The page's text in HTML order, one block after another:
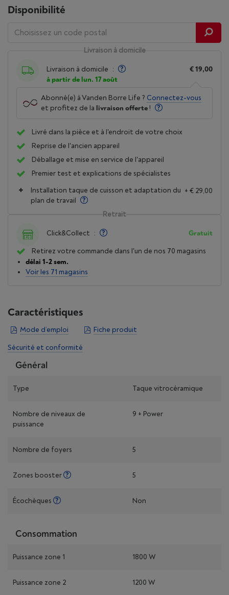
Disponibilité
Livraison à domicile
Livraison à domicile :
à partir de lun. 17 août
€ 19,00
Abonné(e) à Vanden Borre Life ? Connectez-vous
et profitez de la livraison offerte !
Livré dans la pièce et à l'endroit de votre choix
Reprise de l'ancien appareil
Déballage et mise en service de l'appareil
Premier test et explications de spécialistes
Installation taque de cuisson et adaptation du
plan de travail
+ € 29,00
Retrait
Click&Collect : Gratuit
Retirez votre commande dans l'un de nos 70 magasins
délai 1-2 sem.
Voir les 71 magasins
Caractéristiques
Mode d’emploi Fiche produit
Sécurité et conformité
Général
Type Taque vitrocéramique
Nombre de niveaux de
puissance
9 + Power
Nombre de foyers 5
Zones booster 5
Écochèques Non
Consommation
Puissance zone 1 1800 W
Puissance zone 2 1200 W